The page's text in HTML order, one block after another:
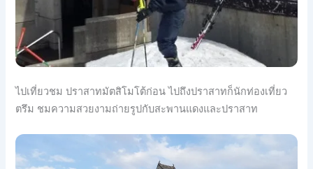
ไปเที่ยวชม ปราสาทมัตสิโมโต้ก่อน ไปถึงปราสาทก็นักท่องเที่ยว
ตรึม ชมความสวยงามถ่ายรูปกับสะพานแดงและปราสาท